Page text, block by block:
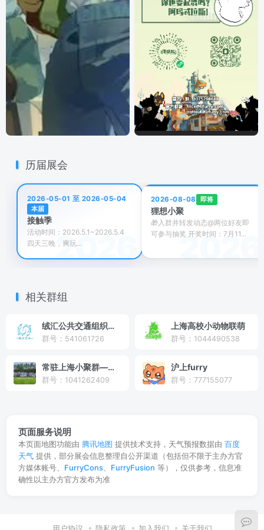
历届展会
2026-05-01 至 2026-05-04
本届
接触季
活动时间：2026.5.1~2026.5.4
四天三晚，爽玩...
2026-08-08 即将
狸想小聚
🎁入群并转发动态@两位好友即
可参与抽奖​ 开奖时间：7月11...
相关群组
绒汇公共交通组织—RH BUS
群号：541061726
上海高校小动物联萌
群号：1044490538
常驻上海小聚群—KK兽太园区
群号：1041262409
沪上furry
群号：777155077
页面服务说明
本页面地图功能由 腾讯地图 提供技术支持，天气预报数据由 百度
天气 提供，部分展会信息整理自公开渠道（包括但不限于主办方官
方媒体账号、 FurryCons FurryFusion 等），仅供参考，信息准
确性以主办方官方发布为准